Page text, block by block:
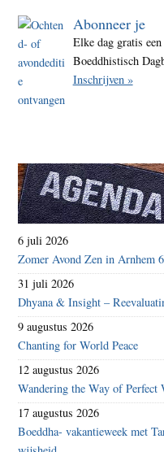
Abonneer je
Elke dag gratis
Boeddhistisch
Inschrijven »
6 juli 2026
Zomer Avond Zen in Arnhem
31 juli 2026
Dhyana & Insight –
9 augustus 2026
Chanting for World Peace
12 augustus 2026
Wandering the Way of Perfect
17 augustus 2026
Boeddha- vakantieweek met